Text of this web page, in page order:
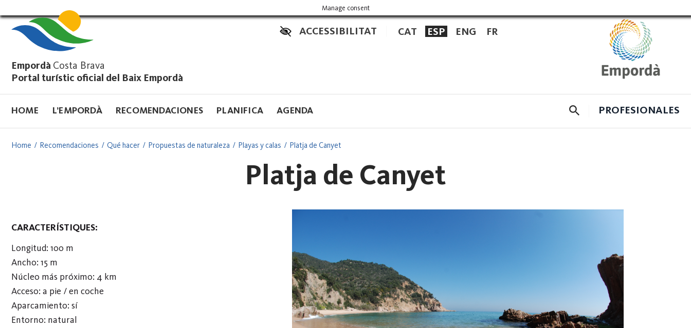
al
contingut
Empordà Costa Brava
Portal turístic oficial del Baix Empordà
ACCESSIBILITAT CAT ESP ENG FR
HOME L’EMPORDÀ RECOMENDACIONES PLANIFICA AGENDA CERCADORPROFESIONALES
Home Recomendaciones Qué hacer Propuestas de naturaleza Playas y calas Platja de Canyet
Platja de Canyet
CARACTERÍSTIQUES:
Longitud: 100 m
Ancho: 15 m
Núcleo más próximo: 4 km
Acceso: a pie / en coche
Aparcamiento: sí
Entorno: natural
Manage consent